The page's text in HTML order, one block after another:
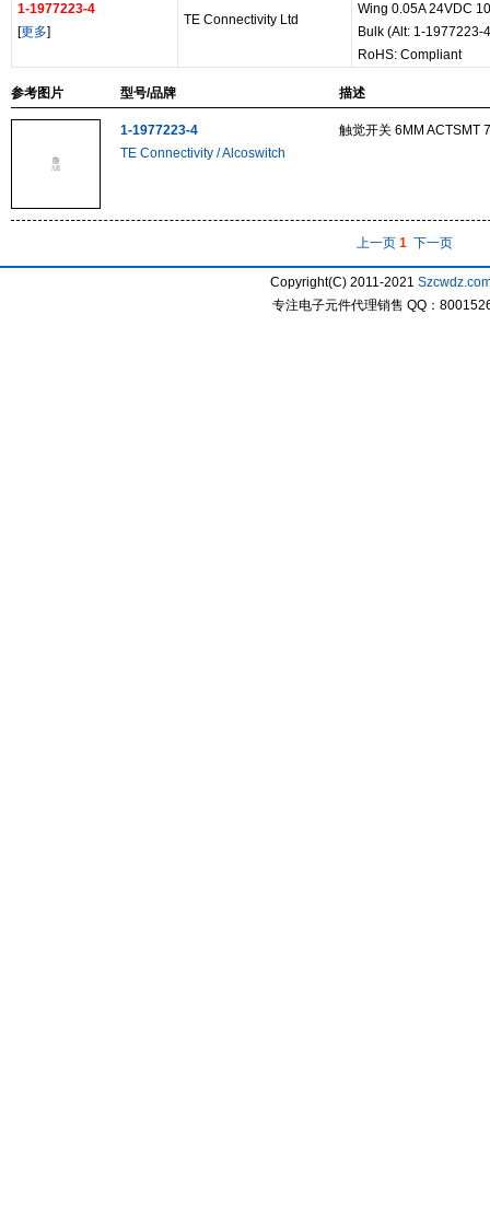
1-1977223-4
[更多]
TE Connectivity Ltd
Wing 0.05A 24VDC
Bulk (Alt: 1-1977223-
RoHS: Compliant
参考图片 型号/品牌 描述
1-1977223-4
TE Connectivity / Alcoswitch
触觉开关 6MM ACTSMT
上一页 1 下一页
Copyright(C) 2011-2021
专注电子元件代理销售 QQ：